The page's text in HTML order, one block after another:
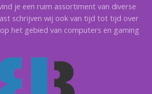
je een ruim assortiment van diverse
schrijven wij ook van tijd tot tijd over
het gebied van computers en gaming